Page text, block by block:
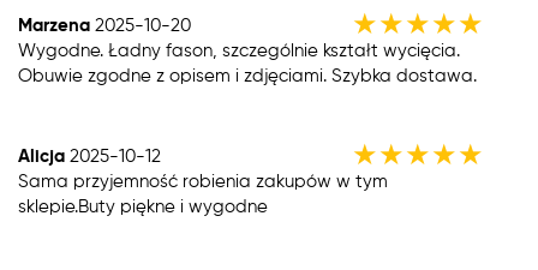
Marzena 2025-10-20 ★★★★★
Wygodne. Ładny fason, szczególnie kształt wycięcia.
Obuwie zgodne z opisem i zdjęciami. Szybka dostawa.
Alicja 2025-10-12 ★★★★★
Sama przyjemność robienia zakupów w tym
sklepie.Buty piękne i wygodne